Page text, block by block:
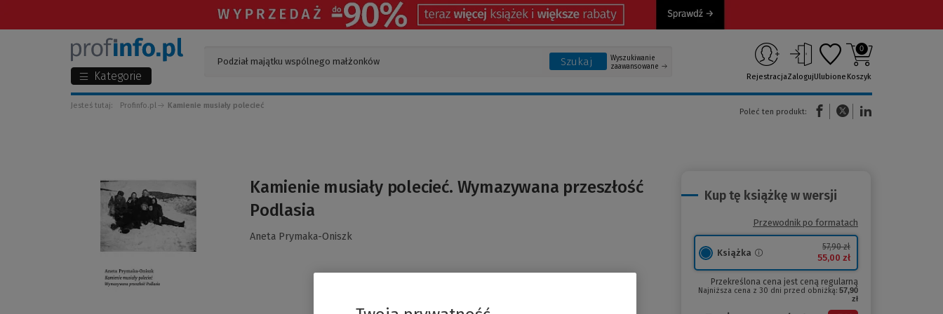
Kategorie
Szukaj
Wyszukiwanie
zaawansowane
RejestracjaZalogujUlubione
0
Koszyk
Jesteś tutaj: Profinfo.pl Kamienie musiały polecieć
Poleć ten produkt:
(Nowe okno)(Link do innej strony)
Kamienie musiały polecieć. Wymazywana przeszłość
Podlasia
Aneta Prymaka-Oniszk
Kup tę książkę w wersji
Przewodnik po formatach
Książka
57,90 zł
55,00 zł
Przekreślona cena jest ceną regularną
Najniższa cena z 30 dni przed obniżką: 57,90
zł